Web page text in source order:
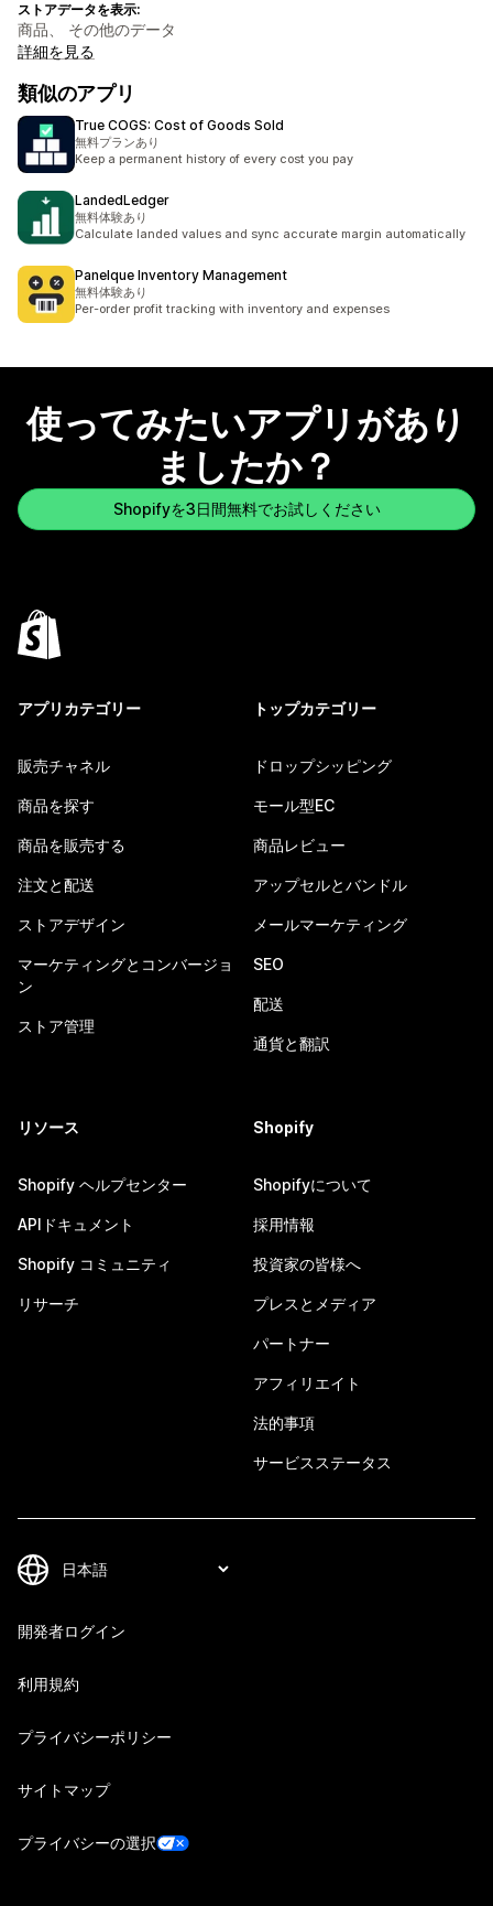
ストアデータを表示:
商品、 その他のデータ
詳細を見る
類似のアプリ
True COGS: Cost of Goods Sold
無料プランあり
Keep a permanent history of every cost you pay
LandedLedger
無料体験あり
Calculate landed values and sync accurate margin automatically
Panelque Inventory Management
無料体験あり
Per-order profit tracking with inventory and expenses
使ってみたいアプリがあり
ましたか？
Shopifyを3日間無料でお試しください
アプリカテゴリー
販売チャネル
商品を探す
商品を販売する
注文と配送
ストアデザイン
マーケティングとコンバージョ
ン
ストア管理
トップカテゴリー
ドロップシッピング
モール型EC
商品レビュー
アップセルとバンドル
メールマーケティング
SEO
配送
通貨と翻訳
リソース
Shopify ヘルプセンター
APIドキュメント
Shopify コミュニティ
リサーチ
Shopify
Shopifyについて
採用情報
投資家の皆様へ
プレスとメディア
パートナー
アフィリエイト
法的事項
サービスステータス
開発者ログイン
利用規約
プライバシーポリシー
サイトマップ
プライバシーの選択